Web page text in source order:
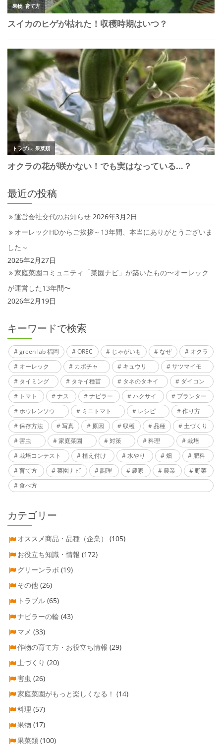
最近の投稿
運営会社交代のお知らせ 2026年3月2日
オーレックHDからご挨拶～13年間、本当にありがとうございま
した～
2026年2月27日
家庭菜園コミュニティ「菜園ナビ」が築いたもの〜オーレック
が運営した13年間〜
2026年2月19日
キーワードで検索
green lab 福岡 OREC じゃがいも なぜ
オクラ
オーレック
カボチャ キュウリ
サツマイモ
タイミング
タキイ種苗 タネのタキイ
ダイコン
トマト
ナス ナビラー ハクサイ
プランター
ホウレンソウ
ミニトマト レシピ
作り方
保存方法
写真 原因 収穫 品種
土づくり
害虫
家庭菜園 対策 料理
栽培
栽培コンテスト
植え付け 水やり 畑
肥料
育て方
菜園ナビ 調理 農家 農業
野菜
食べ方
カテゴリー
オススメ商品・品種（企業）
(105)
お役立ち知識・情報 (172)
グリーンラボ (19)
その他 (26)
トラブル (65)
ナビラーの輪 (43)
マメ (33)
作物の育て方・お役立ち情報 (29)
土づくり (20)
害虫 (26)
家庭菜園がもっと楽しくなる！ (14)
料理 (57)
果物 (17)
果菜類 (100)